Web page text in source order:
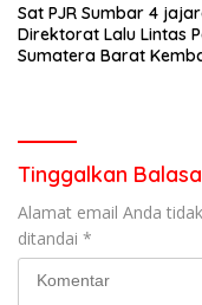
Sat PJR Sumbar 4
Direktorat Lalu Lintas
Sumatera Barat
Tinggalkan
Alamat email Anda
ditandai *